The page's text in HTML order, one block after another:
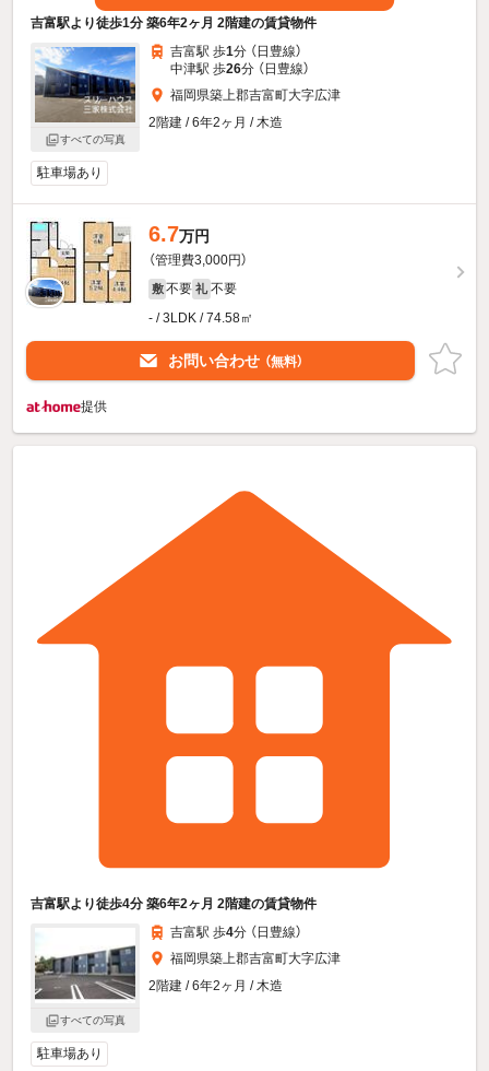
吉富駅より徒歩1分 築6年2ヶ月 2階建の賃貸物件
すべての写真
吉富駅 歩1分 （日豊線）
中津駅 歩26分 （日豊線）
福岡県築上郡吉富町大字広津
2階建 / 6年2ヶ月 / 木造
駐車場あり
6.7万円
（管理費3,000円）
敷 不要 礼 不要
- / 3LDK / 74.58㎡
お問い合わせ （無料）
提供
吉富駅より徒歩4分 築6年2ヶ月 2階建の賃貸物件
すべての写真
吉富駅 歩4分 （日豊線）
福岡県築上郡吉富町大字広津
2階建 / 6年2ヶ月 / 木造
駐車場あり